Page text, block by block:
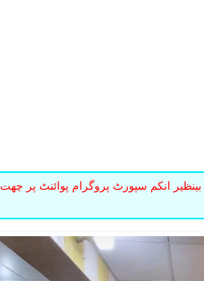
انکم سپورٹ پروگرام پوائنٹ پر چھت